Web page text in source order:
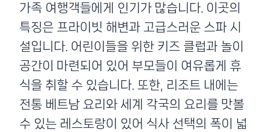
가족 여행객들에게 인기가 많습니다. 이곳의
특징은 프라이빗 해변과 고급스러운 스파 시
설입니다. 어린이들을 위한 키즈 클럽과 놀이
공간이 마련되어 있어 부모들이 여유롭게 휴
식을 취할 수 있습니다. 또한, 리조트 내에는
전통 베트남 요리와 세계 각국의 요리를 맛볼
수 있는 레스토랑이 있어 식사 선택의 폭이 넓